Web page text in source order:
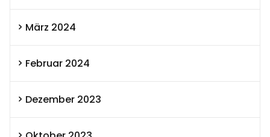
März 2024
Februar 2024
Dezember 2023